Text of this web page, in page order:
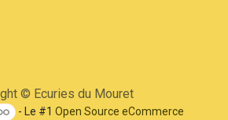
© Ecuries du Mouret
- Le #1 Open Source eCommerce